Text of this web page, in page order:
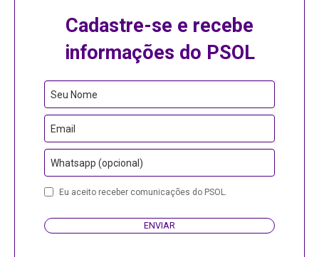
Cadastre-se e recebe
informações do PSOL
Seu Nome
Email
Whatsapp (opcional)
Eu aceito receber comunicações do PSOL.
ENVIAR